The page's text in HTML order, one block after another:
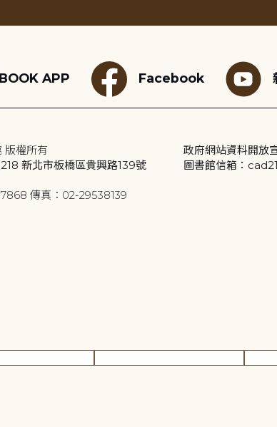
APP Facebook
版權所有
新北市板橋區貴興路139號
傳真：02-29538139
政府網站資料開放
圖書館信箱：